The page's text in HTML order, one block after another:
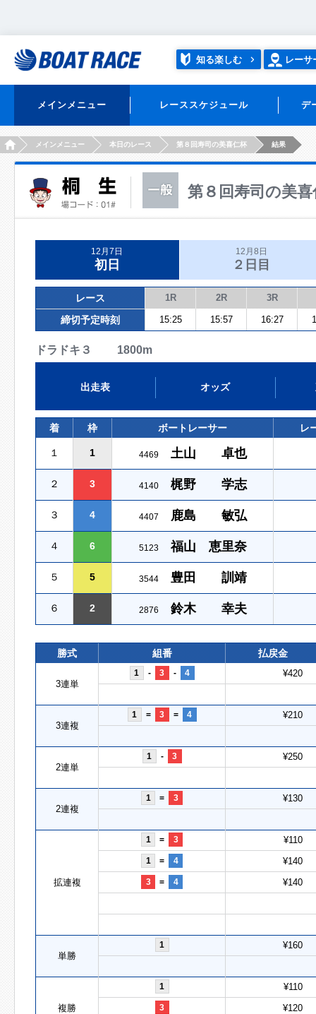
知る楽しむ レーサ
メインメニュー レーススケジュール デ
HOMEメインメニュー 本日のレース 第８回寿司の美喜仁杯 結果
第８回寿司の美喜
12月7日
初日
12月8日
２日目
レース 1R 2R 3R
締切予定時刻 15:25 15:57 16:27
ドラドキ３ 1800m
出走表 オッズ
着 枠 ボートレーサー レ
１ 1 4469 土山 卓也
２ 3 4140 梶野 学志
３ 4 4407 鹿島 敏弘
４ 6 5123 福山 恵里奈
５ 5 3544 豊田 訓靖
６ 2 2876 鈴木 幸夫
勝式 組番 払戻金
3連単
1 - 3 - 4 ¥420
3連複
1 = 3 = 4 ¥210
2連単
1 - 3 ¥250
2連複
1 = 3 ¥130
拡連複
1 = 3 ¥110
1 = 4 ¥140
3 = 4 ¥140
単勝
1 ¥160
複勝
1 ¥110
3 ¥120